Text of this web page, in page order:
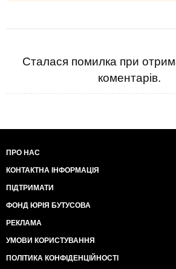
Сталася помилка при
коментарів.
ПРО НАС
КОНТАКТНА ІНФОРМАЦІЯ
ПІДТРИМАТИ
ФОНД ЮРІЯ БУТУСОВА
РЕКЛАМА
УМОВИ КОРИСТУВАННЯ
ПОЛІТИКА КОНФІДЕНЦІЙНОСТІ